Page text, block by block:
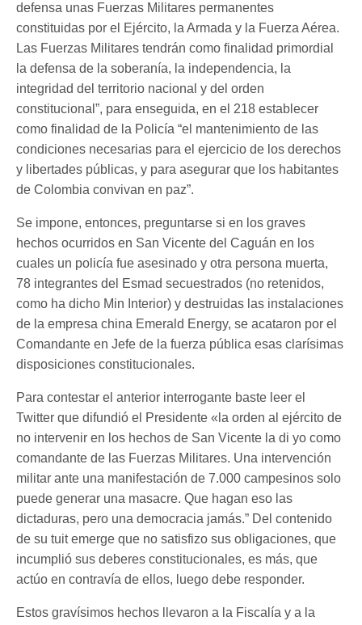
defensa unas Fuerzas Militares permanentes
constituidas por el Ejército, la Armada y la Fuerza Aérea.
Las Fuerzas Militares tendrán como finalidad primordial
la defensa de la soberanía, la independencia, la
integridad del territorio nacional y del orden
constitucional”, para enseguida, en el 218 establecer
como finalidad de la Policía “el mantenimiento de las
condiciones necesarias para el ejercicio de los derechos
y libertades públicas, y para asegurar que los habitantes
de Colombia convivan en paz”.
Se impone, entonces, preguntarse si en los graves
hechos ocurridos en San Vicente del Caguán en los
cuales un policía fue asesinado y otra persona muerta,
78 integrantes del Esmad secuestrados (no retenidos,
como ha dicho Min Interior) y destruidas las instalaciones
de la empresa china Emerald Energy, se acataron por el
Comandante en Jefe de la fuerza pública esas clarísimas
disposiciones constitucionales.
Para contestar el anterior interrogante baste leer el
Twitter que difundió el Presidente «la orden al ejército de
no intervenir en los hechos de San Vicente la di yo como
comandante de las Fuerzas Militares. Una intervención
militar ante una manifestación de 7.000 campesinos solo
puede generar una masacre. Que hagan eso las
dictaduras, pero una democracia jamás.” Del contenido
de su tuit emerge que no satisfizo sus obligaciones, que
incumplió sus deberes constitucionales, es más, que
actúo en contravía de ellos, luego debe responder.
Estos gravísimos hechos llevaron a la Fiscalía y a la